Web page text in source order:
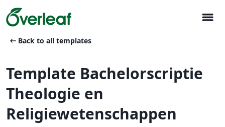
menu
arrow_left_alt Back to all templates
Template Bachelorscriptie
Theologie en
Religiewetenschappen